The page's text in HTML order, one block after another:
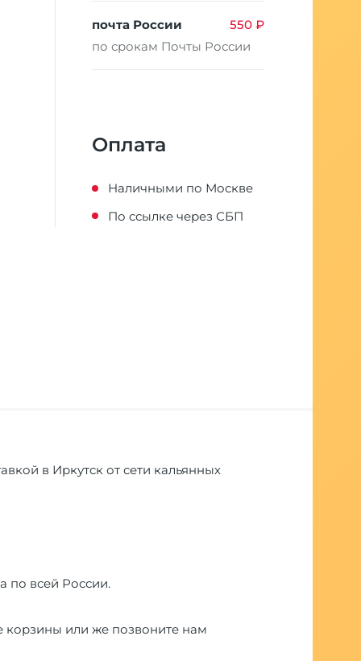
почта России
550 ₽
по срокам Почты России
Оплата
Наличными по Москве
По ссылке через СБП
в Иркутск от сети кальянных
по всей России.
корзины или же позвоните нам